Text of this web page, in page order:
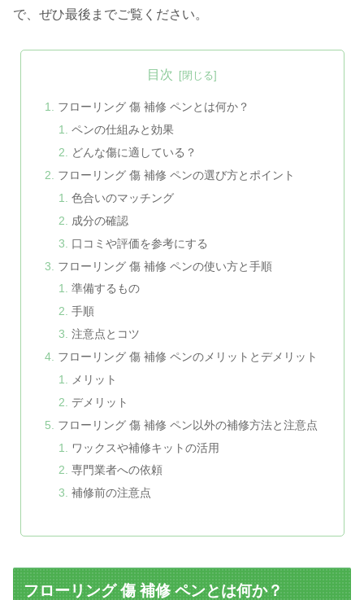
で、ぜひ最後までご覧ください。
目次
フローリング 傷 補修 ペンとは何か？
ペンの仕組みと効果
どんな傷に適している？
フローリング 傷 補修 ペンの選び方とポイント
色合いのマッチング
成分の確認
口コミや評価を参考にする
フローリング 傷 補修 ペンの使い方と手順
準備するもの
手順
注意点とコツ
フローリング 傷 補修 ペンのメリットとデメリット
メリット
デメリット
フローリング 傷 補修 ペン以外の補修方法と注意点
ワックスや補修キットの活用
専門業者への依頼
補修前の注意点
フローリング 傷 補修 ペンとは何か？